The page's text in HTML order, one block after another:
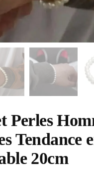
Perles
Tendance
20cm